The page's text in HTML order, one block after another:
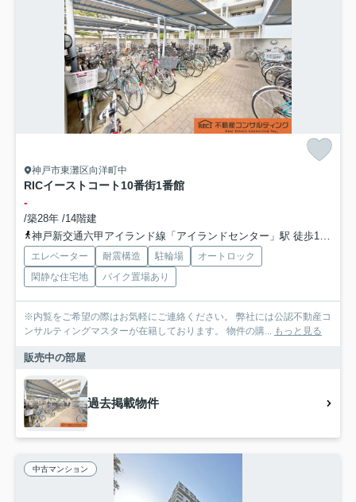
神戸市東灘区向洋町中
RICイーストコート10番街1番館
-
/築28年 /14階建
神戸新交通六甲アイランド線「アイランドセンター」駅 徒歩10分
エレベーター 耐震構造 駐輪場
オートロック
閑静な住宅地
バイク置場あり
※内覧をご希望の際はお気軽にご連絡ください。 弊社には公認不動産コ
ンサルティングマスターが在籍しております。 物件の購... もっと見る
販売中の部屋
過去掲載物件
中古マンション